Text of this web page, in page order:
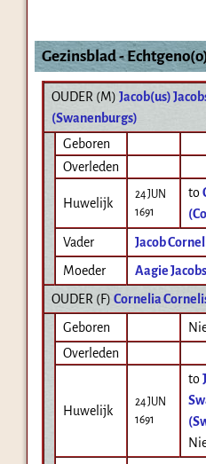
Gezinsblad -
OUDER (M) Jacob(us)
(Swanenburgs)
Geboren
Overleden
Huwelijk
24 JUN
1691
to
Vader
Jacob
Moeder
Aagie
OUDER (F) Cornelia
Geboren
Overleden
Huwelijk
24 JUN
1691
to